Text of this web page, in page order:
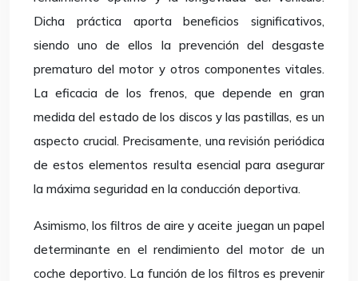
Dicha práctica aporta beneficios significativos,
siendo uno de ellos la prevención del desgaste
prematuro del motor y otros componentes vitales.
La eficacia de los frenos, que depende en gran
medida del estado de los discos y las pastillas, es un
aspecto crucial. Precisamente, una revisión periódica
de estos elementos resulta esencial para asegurar
la máxima seguridad en la conducción deportiva.
Asimismo, los filtros de aire y aceite juegan un papel
determinante en el rendimiento del motor de un
coche deportivo. La función de los filtros es prevenir